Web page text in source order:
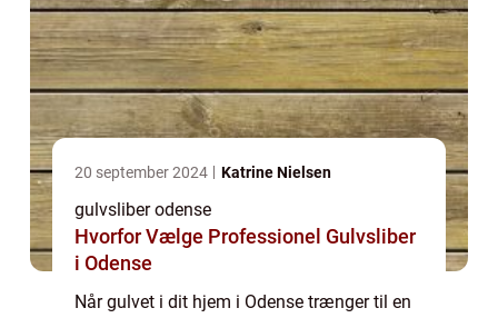
20 september 2024 Katrine Nielsen
gulvsliber odense
Hvorfor Vælge Professionel Gulvsliber
i Odense
Når gulvet i dit hjem i Odense trænger til en